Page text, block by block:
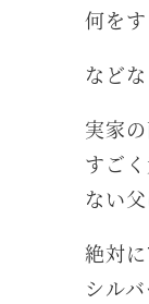
何を
などな
実家
すご
ない
絶対
シル